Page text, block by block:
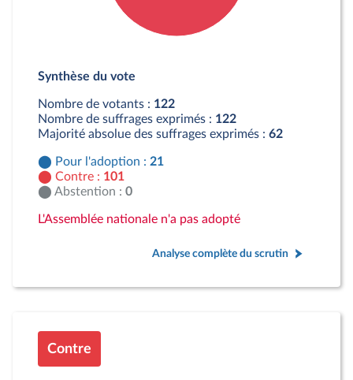
Contre : 101 députés
Synthèse du vote
Nombre de votants : 122
Nombre de suffrages exprimés : 122
Majorité absolue des suffrages exprimés : 62
Pour l'adoption : 21
Contre : 101
Abstention : 0
L'Assemblée nationale n'a pas adopté
Analyse complète du scrutin
Contre